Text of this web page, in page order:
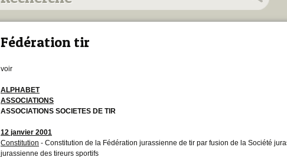
Fédération tir
voir
ALPHABET
ASSOCIATIONS
ASSOCIATIONS SOCIETES DE TIR
12 janvier 2001
Constitution - Constitution de la Fédération jurassienne de tir par fusion de la Société
jurassienne des tireurs sportifs